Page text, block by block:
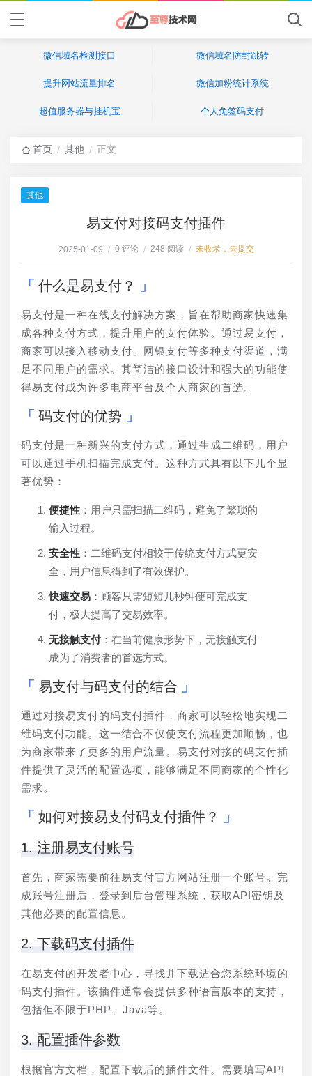
微信域名检测接口 微信域名防封跳转
提升网站流量排名 微信加粉统计系统
超值服务器与挂机宝 个人免签码支付
首页 / 其他 / 正文
其他
易支付对接码支付插件
2025-01-09 / 0 评论 / 248 阅读 / 未收录，去提交
什么是易支付？
易支付是一种在线支付解决方案，旨在帮助商家快速集
成各种支付方式，提升用户的支付体验。通过易支付，
商家可以接入移动支付、网银支付等多种支付渠道，满
足不同用户的需求。其简洁的接口设计和强大的功能使
得易支付成为许多电商平台及个人商家的首选。
码支付的优势
码支付是一种新兴的支付方式，通过生成二维码，用户
可以通过手机扫描完成支付。这种方式具有以下几个显
著优势：
便捷性 ：用户只需扫描二维码，避免了繁琐的
输入过程。
安全性 ：二维码支付相较于传统支付方式更安
全，用户信息得到了有效保护。
快速交易 ：顾客只需短短几秒钟便可完成支
付，极大提高了交易效率。
无接触支付：在当前健康形势下，无接触支付
成为了消费者的首选方式。
易支付与码支付的结合
通过对接易支付的码支付插件，商家可以轻松地实现二
维码支付功能。这一结合不仅使支付流程更加顺畅，也
为商家带来了更多的用户流量。易支付对接的码支付插
件提供了灵活的配置选项，能够满足不同商家的个性化
需求。
如何对接易支付码支付插件？
1. 注册易支付账号
首先，商家需要前往易支付官方网站注册一个账号。完
成账号注册后，登录到后台管理系统，获取API密钥及
其他必要的配置信息。
2. 下载码支付插件
在易支付的开发者中心，寻找并下载适合您系统环境的
码支付插件。该插件通常会提供多种语言版本的支持，
包括但不限于PHP、Java等。
3. 配置插件参数
根据官方文档，配置下载后的插件文件。需要填写API